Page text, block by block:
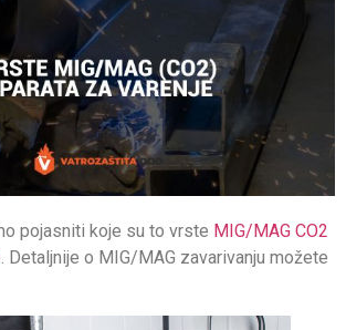
pojasniti koje su to vrste MIG/MAG CO2
. Detaljnije o MIG/MAG zavarivanju možete